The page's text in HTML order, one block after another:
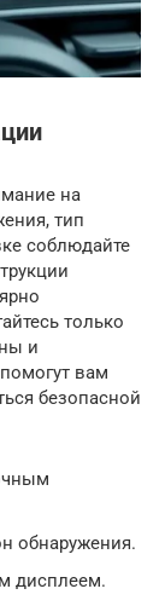
на
тип
соблюдайте
только
и
вам
безопасной
обнаружения.
дисплеем.